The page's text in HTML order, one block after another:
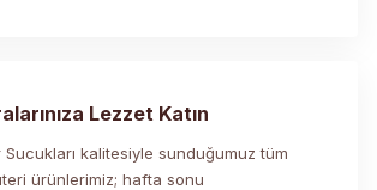
Lezzet Katın
Sucukları kalitesiyle sunduğumuz tüm
ürünlerimiz; hafta sonu